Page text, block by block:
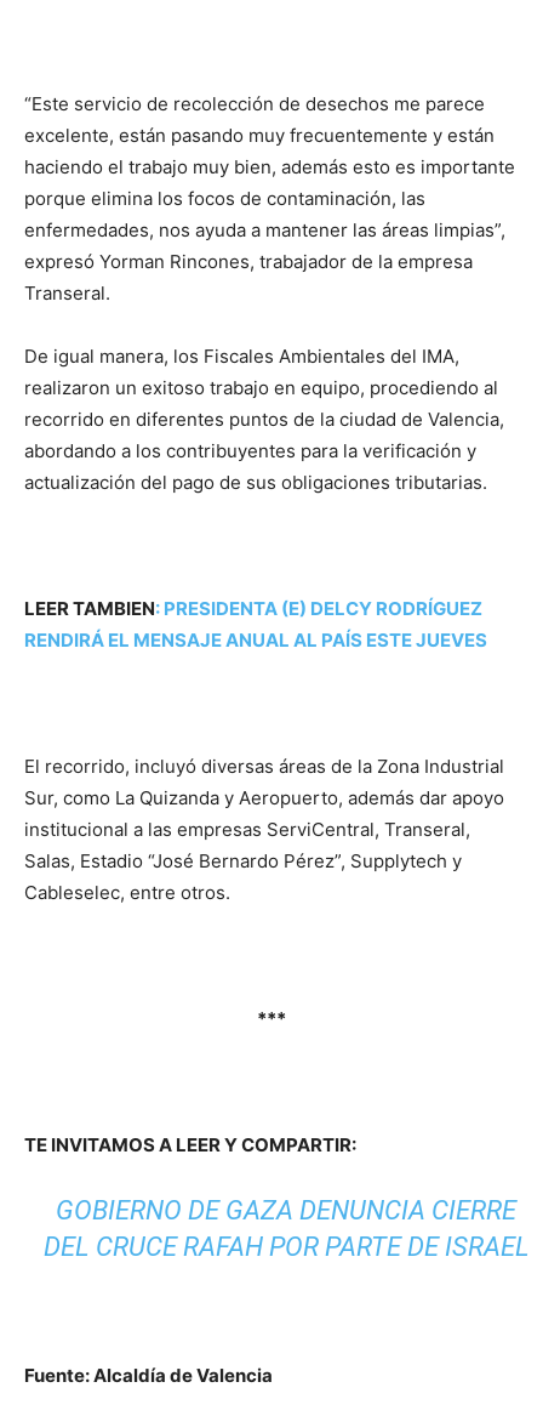
“Este servicio de recolección de desechos me parece
excelente, están pasando muy frecuentemente y están
haciendo el trabajo muy bien, además esto es importante
porque elimina los focos de contaminación, las
enfermedades, nos ayuda a mantener las áreas limpias”,
expresó Yorman Rincones, trabajador de la empresa
Transeral.
De igual manera, los Fiscales Ambientales del IMA,
realizaron un exitoso trabajo en equipo, procediendo al
recorrido en diferentes puntos de la ciudad de Valencia,
abordando a los contribuyentes para la verificación y
actualización del pago de sus obligaciones tributarias.
LEER TAMBIEN: PRESIDENTA (E) DELCY RODRÍGUEZ
RENDIRÁ EL MENSAJE ANUAL AL PAÍS ESTE JUEVES
El recorrido, incluyó diversas áreas de la Zona Industrial
Sur, como La Quizanda y Aeropuerto, además dar apoyo
institucional a las empresas ServiCentral, Transeral,
Salas, Estadio “José Bernardo Pérez”, Supplytech y
Cableselec, entre otros.
***
TE INVITAMOS A LEER Y COMPARTIR:
GOBIERNO DE GAZA DENUNCIA CIERRE
DEL CRUCE RAFAH POR PARTE DE ISRAEL
Fuente: Alcaldía de Valencia